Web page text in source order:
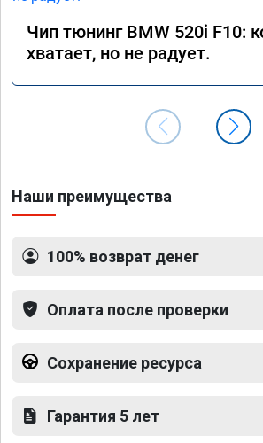
Чип тюнинг BMW 520i F10:
хватает, но не радует.
Наши преимущества
100% возврат денег
Оплата после проверки
Сохранение ресурса
Гарантия 5 лет